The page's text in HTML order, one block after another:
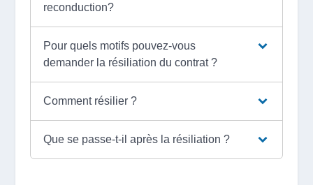
reconduction?
Pour quels motifs pouvez-vous
demander la résiliation du contrat ?
Comment résilier ?
Que se passe-t-il après la résiliation ?